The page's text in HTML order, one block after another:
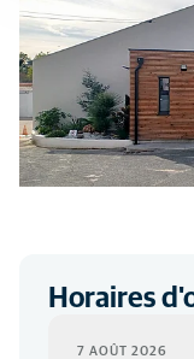
Horaires
7 AOÛT 2026